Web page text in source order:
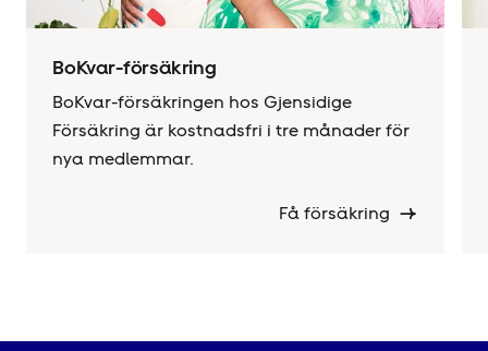
BoKvar-försäkring
BoKvar-försäkringen hos Gjensidige
Försäkring är kostnadsfri i tre månader för
nya medlemmar.
Få försäkring